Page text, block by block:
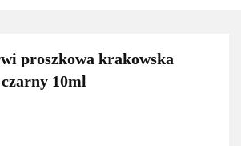
proszkowa krakowska
10ml